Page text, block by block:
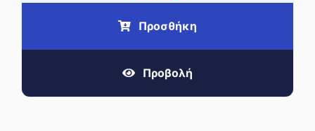
Προσθήκη
Προβολή